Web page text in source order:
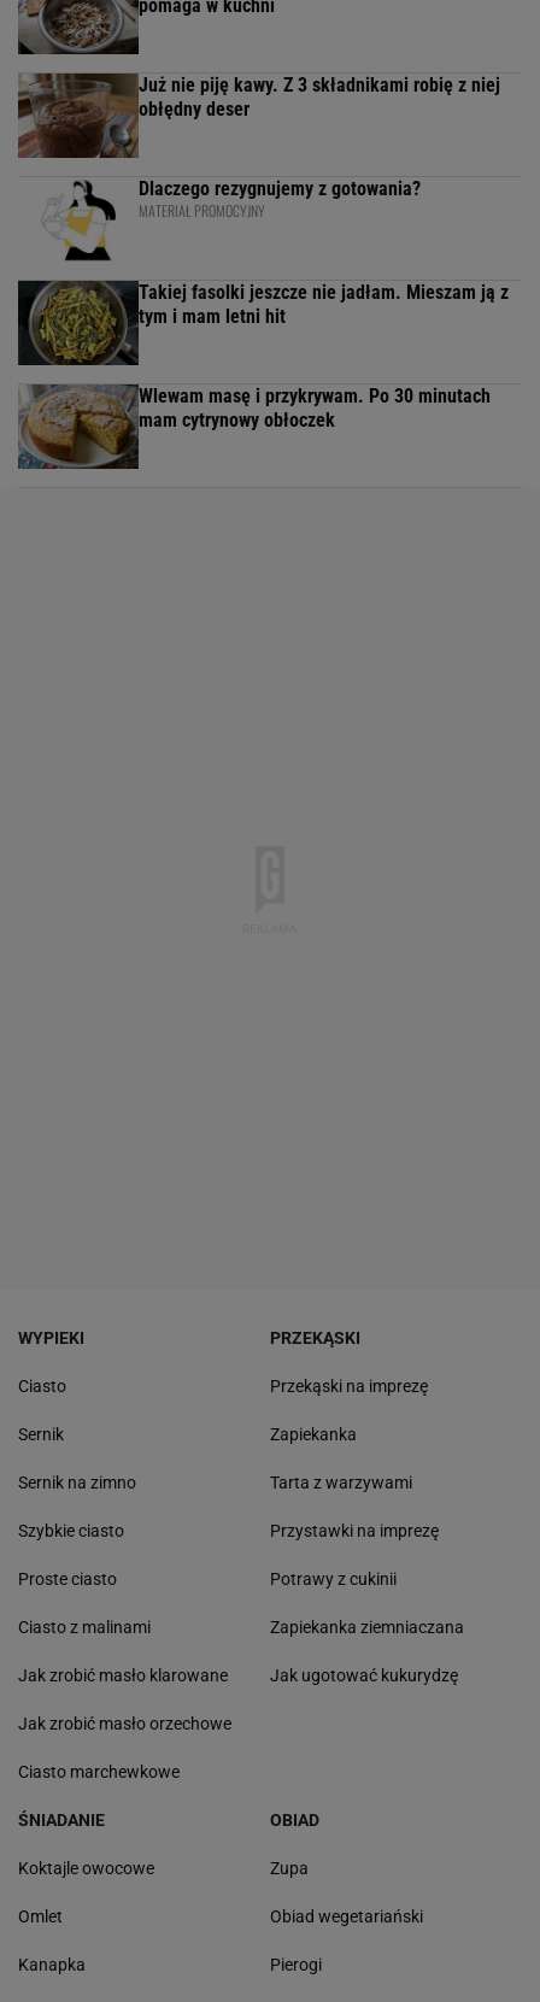
pomaga w kuchni
Już nie piję kawy. Z 3 składnikami robię z niej
obłędny deser
Dlaczego rezygnujemy z gotowania?
MATERIAŁ PROMOCYJNY
Takiej fasolki jeszcze nie jadłam. Mieszam ją z
tym i mam letni hit
Wlewam masę i przykrywam. Po 30 minutach
mam cytrynowy obłoczek
WYPIEKI
Ciasto
Sernik
Sernik na zimno
Szybkie ciasto
Proste ciasto
Ciasto z malinami
Jak zrobić masło klarowane
Jak zrobić masło orzechowe
Ciasto marchewkowe
PRZEKĄSKI
Przekąski na imprezę
Zapiekanka
Tarta z warzywami
Przystawki na imprezę
Potrawy z cukinii
Zapiekanka ziemniaczana
Jak ugotować kukurydzę
ŚNIADANIE
Koktajle owocowe
Omlet
Kanapka
OBIAD
Zupa
Obiad wegetariański
Pierogi